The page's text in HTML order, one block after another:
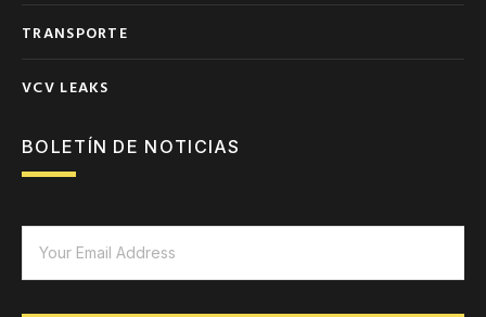
TRANSPORTE
VCV LEAKS
BOLETÍN DE NOTICIAS